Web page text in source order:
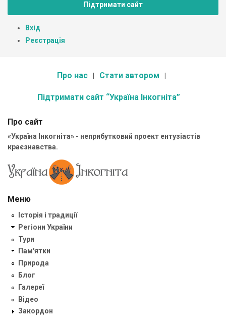
Підтримати сайт
Вхід
Реєстрація
Про нас Стати автором
Підтримати сайт “Україна Інкогніта”
Про сайт
«Україна Інкогніта» - неприбутковий проект ентузіастів
краєзнавства.
Меню
Історія і традиції
Регіони України
Тури
Пам'ятки
Природа
Блог
Галереї
Відео
Закордон